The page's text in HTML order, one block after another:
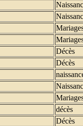
Décès
Décès
décès
Décès